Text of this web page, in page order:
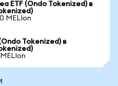
ETF (Ondo Tokenized) в
MELIon
Tokenized) в